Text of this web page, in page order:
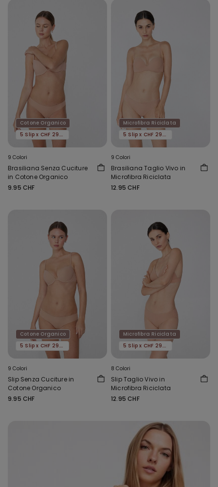
Cotone Organico
5 Slip x CHF 29.90
9 Colori
Brasiliana Senza Cuciture
in Cotone Organico
9.95 CHF
Microfibra Riciclata
5 Slip x CHF 29.90
9 Colori
Brasiliana Taglio Vivo in
Microfibra Riciclata
12.95 CHF
Cotone Organico
5 Slip x CHF 29.90
9 Colori
Slip Senza Cuciture in
Cotone Organico
9.95 CHF
Microfibra Riciclata
5 Slip x CHF 29.90
8 Colori
Slip Taglio Vivo in
Microfibra Riciclata
12.95 CHF